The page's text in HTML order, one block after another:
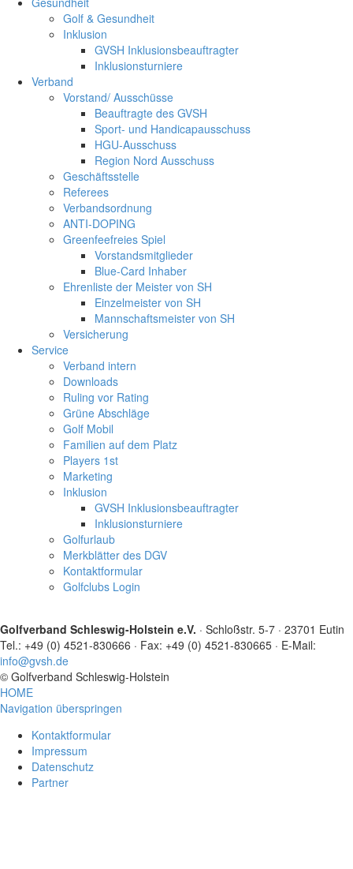
Golf & Gesundheit
Inklusion
GVSH Inklusionsbeauftragter
Inklusionsturniere
Verband
Vorstand/ Ausschüsse
Beauftragte des GVSH
Sport- und Handicapausschuss
HGU-Ausschuss
Region Nord Ausschuss
Geschäftsstelle
Referees
Verbandsordnung
ANTI-DOPING
Greenfeefreies Spiel
Vorstandsmitglieder
Blue-Card Inhaber
Ehrenliste der Meister von SH
Einzelmeister von SH
Mannschaftsmeister von SH
Versicherung
Service
Verband intern
Downloads
Ruling vor Rating
Grüne Abschläge
Golf Mobil
Familien auf dem Platz
Players 1st
Marketing
Inklusion
GVSH Inklusionsbeauftragter
Inklusionsturniere
Golfurlaub
Merkblätter des DGV
Kontaktformular
Golfclubs Login
Golfverband Schleswig-Holstein e.V. · Schloßstr. 5-7 · 23701 Eutin
Tel.: +49 (0) 4521-830666 · Fax: +49 (0) 4521-830665 · E-Mail:
info@gvsh.de
© Golfverband Schleswig-Holstein
HOME
Navigation überspringen
Kontaktformular
Impressum
Datenschutz
Partner